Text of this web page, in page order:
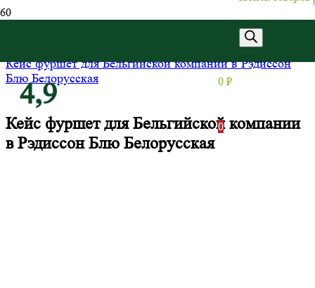
0 ₽
0
Кейс фуршет для Бельгийской компании в Рэдиссон
Блю Белорусская
Кейс фуршет для Бельгийской компании
в Рэдиссон Блю Белорусская
4,9